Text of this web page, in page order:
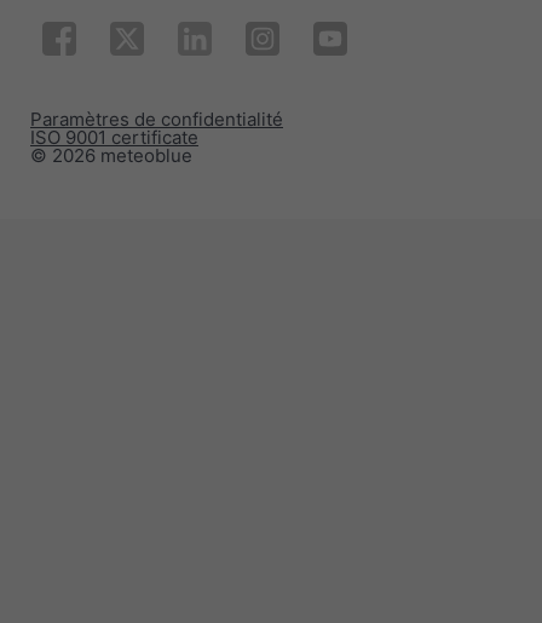
© 2026 meteoblue
ISO 9001 certificate
Paramètres de confidentialité